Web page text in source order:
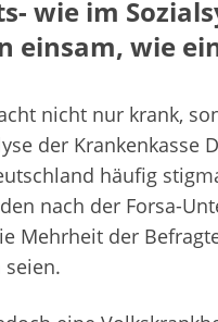
wie im
einsam, wie
nicht nur krank,
der Krankenkasse
häufig
nach der Forsa-
Mehrheit der
seien.